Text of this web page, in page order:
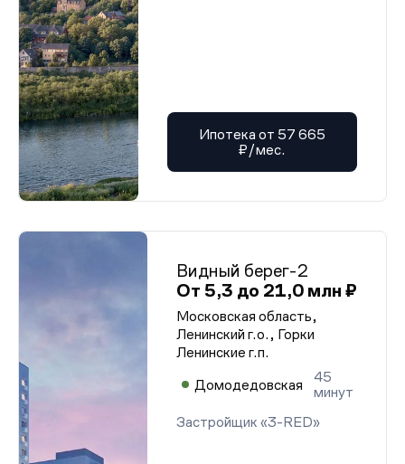
Ипотека от 57 665
₽/мес.
Видный берег-2
От 5,3 до 21,0 млн ₽
Московская область,
Ленинский г.о., Горки
Ленинские г.п.
Домодедовская
45
минут
Застройщик «3-RED»